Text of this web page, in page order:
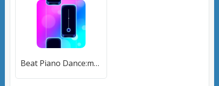
Beat Piano Dance:music game (Маджик Пиано Тайлз) [МОД Меню] APK Android